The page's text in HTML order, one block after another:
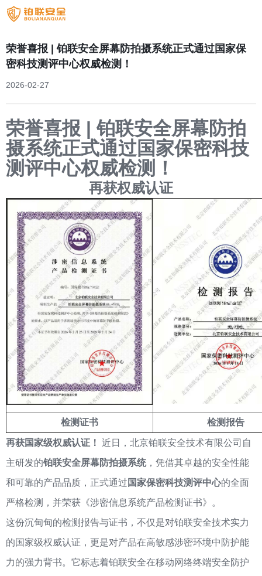
荣誉喜报 | 铂联安全屏幕防拍摄系统正式通过国家保
密科技测评中心权威检测！
2026-02-27
荣誉喜报 | 铂联安全屏幕防拍
摄系统正式通过国家保密科技
测评中心权威检测！
再获权威认证
检测证书 检测报告
再获国家级权威认证！ 近日，北京铂联安全技术有限公司自
主研发的铂联安全屏幕防拍摄系统，凭借其卓越的安全性能
和可靠的产品品质，正式通过 国家保密科技测评中心的全面
严格检测，并荣获《涉密信息系统产品检测证书》。
这份沉甸甸的检测报告与证书，不仅是对铂联安全技术实力
的国家级权威认证，更是对产品在高敏感涉密环境中防护能
力的强力背书。它标志着铂联安全在移动网络终端安全防护